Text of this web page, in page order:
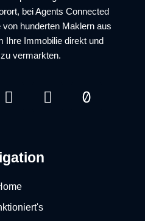
bei Agents Connected
hunderten Maklern aus
Ihre Immobilie direkt und
vermarkten.
L
i
e
d
i
n
Y
o
T
i